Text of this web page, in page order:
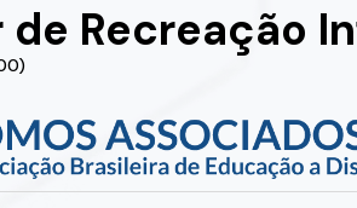
Recreação